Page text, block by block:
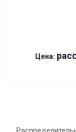
Цена: р